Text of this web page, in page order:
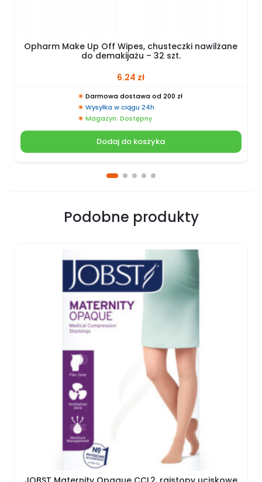
Opharm Make Up Off Wipes, chusteczki nawilżane
do demakijażu – 32 szt.
6.24 zł
Darmowa dostawa od 200 zł
Wysyłka w ciągu 24h
Magazyn: Dostępny
Dodaj do koszyka
Podobne produkty